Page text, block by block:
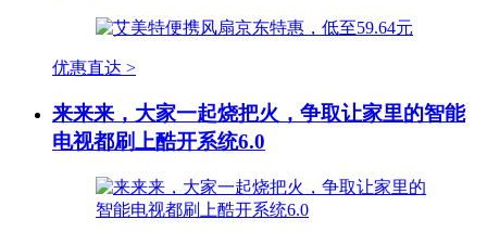
优惠直达 >
来来来，大家一起烧把火，争取让家里的智能
电视都刷上酷开系统6.0